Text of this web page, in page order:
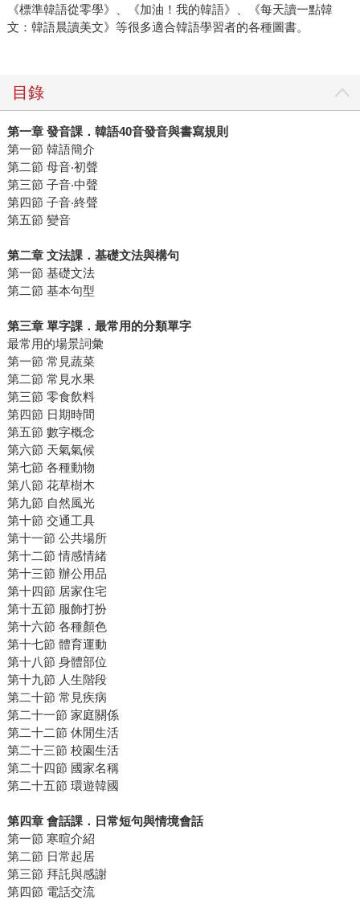
《標準韓語從零學》、《加油！我的韓語》、《每天讀一點韓
文：韓語晨讀美文》等很多適合韓語學習者的各種圖書。
目錄
第一章 發音課．韓語40音發音與書寫規則
第一節 韓語簡介
第二節 母音‧初聲
第三節 子音‧中聲
第四節 子音‧終聲
第五節 變音
第二章 文法課．基礎文法與構句
第一節 基礎文法
第二節 基本句型
第三章 單字課．最常用的分類單字
最常用的場景詞彙
第一節 常見蔬菜
第二節 常見水果
第三節 零食飲料
第四節 日期時間
第五節 數字概念
第六節 天氣氣候
第七節 各種動物
第八節 花草樹木
第九節 自然風光
第十節 交通工具
第十一節 公共場所
第十二節 情感情緒
第十三節 辦公用品
第十四節 居家住宅
第十五節 服飾打扮
第十六節 各種顏色
第十七節 體育運動
第十八節 身體部位
第十九節 人生階段
第二十節 常見疾病
第二十一節 家庭關係
第二十二節 休閒生活
第二十三節 校園生活
第二十四節 國家名稱
第二十五節 環遊韓國
第四章 會話課．日常短句與情境會話
第一節 寒暄介紹
第二節 日常起居
第三節 拜託與感謝
第四節 電話交流